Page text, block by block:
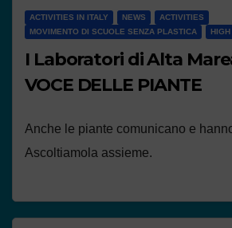
ACTIVITIES IN ITALY NEWS
ACTIVITIES
MOVIMENTO DI SCUOLE SENZA PLASTICA
I Laboratori di Alta
VOCE DELLE PIANTE
Anche le piante comunicano e
Ascoltiamola assieme.